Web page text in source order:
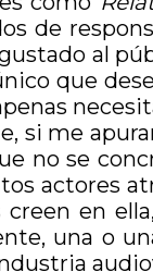
de
al
que
si me
no se
actores
en
una o